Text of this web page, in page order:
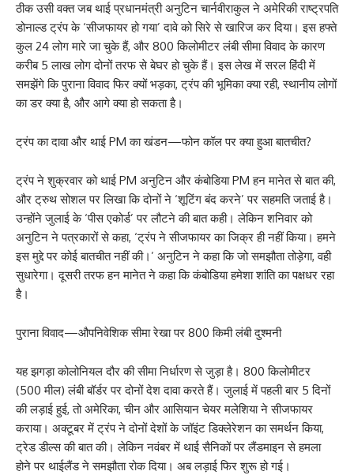
ठीक उसी वक्त जब थाई प्रधानमंत्री अनुटिन चार्नवीराकुल ने अमेरिकी राष्ट्रपति
डोनाल्ड ट्रंप के ‘सीजफायर हो गया’ दावे को सिरे से खारिज कर दिया। इस हफ्ते
कुल 24 लोग मारे जा चुके हैं, और 800 किलोमीटर लंबी सीमा विवाद के कारण
करीब 5 लाख लोग दोनों तरफ से बेघर हो चुके हैं। इस लेख में सरल हिंदी में
समझेंगे कि पुराना विवाद फिर क्यों भड़का, ट्रंप की भूमिका क्या रही, स्थानीय लोगों
का डर क्या है, और आगे क्या हो सकता है।
ट्रंप का दावा और थाई PM का खंडन—फोन कॉल पर क्या हुआ बातचीत?
ट्रंप ने शुक्रवार को थाई PM अनुटिन और कंबोडिया PM हन मानेत से बात की,
और ट्रुथ सोशल पर लिखा कि दोनों ने ‘शूटिंग बंद करने’ पर सहमति जताई है।
उन्होंने जुलाई के ‘पीस एकोर्ड’ पर लौटने की बात कही। लेकिन शनिवार को
अनुटिन ने पत्रकारों से कहा, ‘ट्रंप ने सीजफायर का जिक्र ही नहीं किया। हमने
इस मुद्दे पर कोई बातचीत नहीं की।’ अनुटिन ने कहा कि जो समझौता तोड़ेगा, वही
सुधारेगा। दूसरी तरफ हन मानेत ने कहा कि कंबोडिया हमेशा शांति का पक्षधर रहा
है।
पुराना विवाद—औपनिवेशिक सीमा रेखा पर 800 किमी लंबी दुश्मनी
यह झगड़ा कोलोनियल दौर की सीमा निर्धारण से जुड़ा है। 800 किलोमीटर
(500 मील) लंबी बॉर्डर पर दोनों देश दावा करते हैं। जुलाई में पहली बार 5 दिनों
की लड़ाई हुई, तो अमेरिका, चीन और आसियान चेयर मलेशिया ने सीजफायर
कराया। अक्टूबर में ट्रंप ने दोनों देशों के जॉइंट डिक्लेरेशन का समर्थन किया,
ट्रेड डील्स की बात की। लेकिन नवंबर में थाई सैनिकों पर लैंडमाइन से हमला
होने पर थाईलैंड ने समझौता रोक दिया। अब लड़ाई फिर शुरू हो गई।